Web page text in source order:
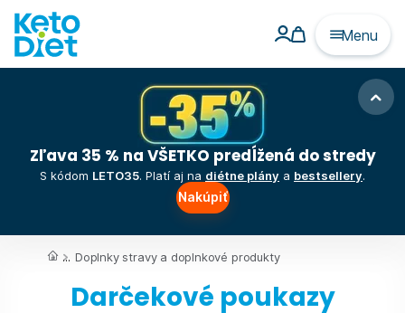
Menu
Zľava 35 % na VŠETKO predĺžená do stredy
S kódom LETO35. Platí aj na diétne plány a bestsellery.
Nakúpiť
... Doplnky stravy a doplnkové produkty
Darčekové poukazy